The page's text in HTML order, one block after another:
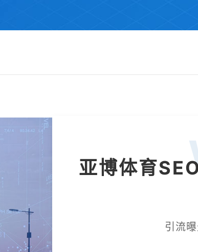
亚博体育
引流